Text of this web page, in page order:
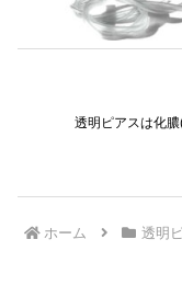
透明ピアスは化
ホーム 透明